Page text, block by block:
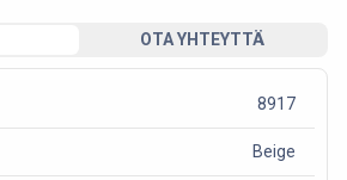
OTA YHTEYTTÄ
8917
Beige